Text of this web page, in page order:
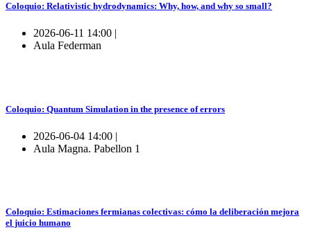
Coloquio: Relativistic hydrodynamics: Why, how, and why so small?
2026-06-11 14:00 |
Aula Federman
Coloquio: Quantum Simulation in the presence of errors
2026-06-04 14:00 |
Aula Magna. Pabellon 1
Coloquio: Estimaciones fermianas colectivas: cómo la deliberación mejora
el juicio humano